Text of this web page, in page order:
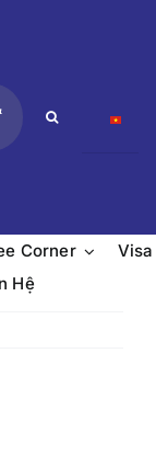
Search
Corner
Visa
Hệ